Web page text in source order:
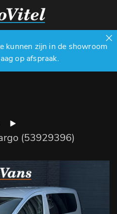
kunnen zijn in de showroom
op afspraak.
(53929396)